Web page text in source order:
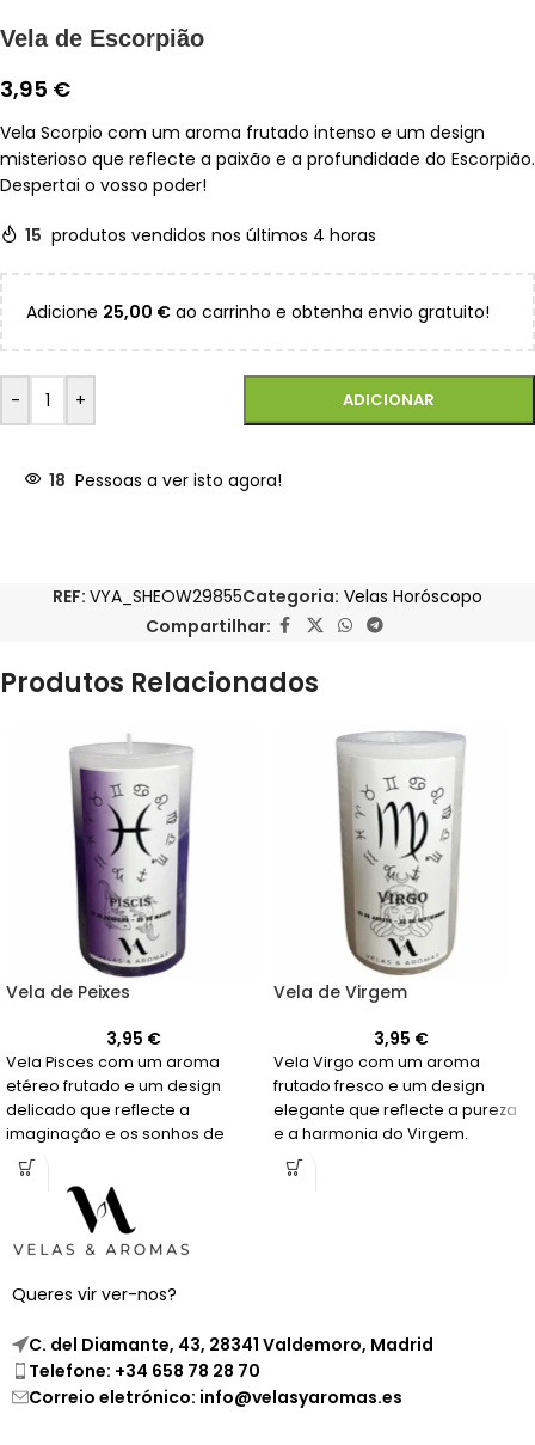
Vela de Escorpião
3,95 €
Vela Scorpio com um aroma frutado intenso e um design
misterioso que reflecte a paixão e a profundidade do Escorpião.
Despertai o vosso poder!
15 produtos vendidos nos últimos 4 horas
Adicione 25,00 € ao carrinho e obtenha envio gratuito!
- + ADICIONAR
18 Pessoas a ver isto agora!
REF: VYA_SHEOW29855Categoria: Velas Horóscopo
Compartilhar:
Produtos Relacionados
Vela de Peixes
3,95 €
Vela Pisces com um aroma
etéreo frutado e um design
delicado que reflecte a
imaginação e os sonhos de
Peixes. Mergulhe na magia!
Vela de Virgem
3,95 €
Vela Virgo com um aroma
frutado fresco e um design
elegante que reflecte a pureza
e a harmonia do Virgem.
Equilibre o seu ambiente!
Queres vir ver-nos?
C. del Diamante, 43, 28341 Valdemoro, Madrid
Telefone: +34 658 78 28 70
Correio eletrónico: info@velasyaromas.es